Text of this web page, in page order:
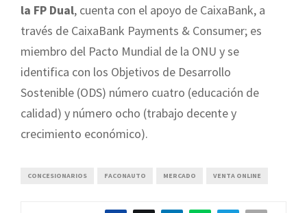
la FP Dual, cuenta con el apoyo de CaixaBank, a
través de CaixaBank Payments & Consumer; es
miembro del Pacto Mundial de la ONU y se
identifica con los Objetivos de Desarrollo
Sostenible (ODS) número cuatro (educación de
calidad) y número ocho (trabajo decente y
crecimiento económico).
CONCESIONARIOS FACONAUTO MERCADO VENTA ONLINE